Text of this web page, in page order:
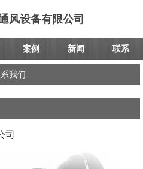
风设备有限公司
案例 新闻 联系
我们
司